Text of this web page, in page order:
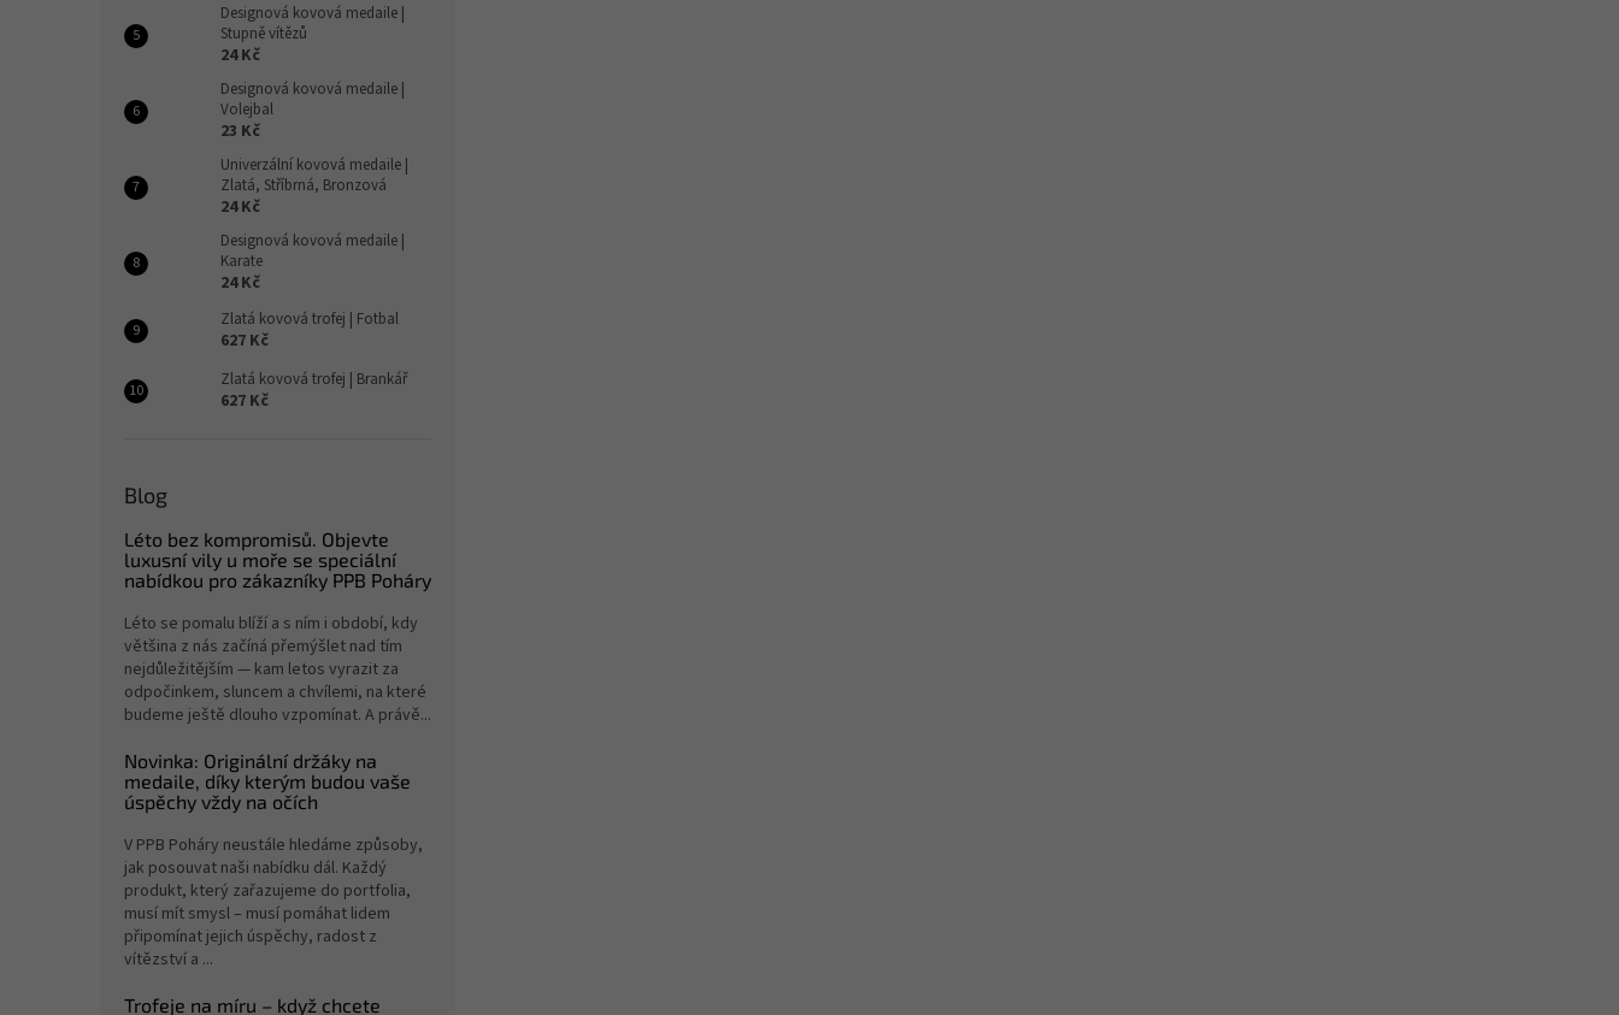
Designová kovová medaile |
Stupně vítězů
24 Kč
Designová kovová medaile |
Volejbal
23 Kč
Univerzální kovová medaile |
Zlatá, Stříbrná, Bronzová
24 Kč
Designová kovová medaile |
Karate
24 Kč
Zlatá kovová trofej | Fotbal
627 Kč
Zlatá kovová trofej | Brankář
627 Kč
Blog
Léto bez kompromisů. Objevte
luxusní vily u moře se speciální
nabídkou pro zákazníky PPB Poháry
Léto se pomalu blíží a s ním i období, kdy
většina z nás začíná přemýšlet nad tím
nejdůležitějším — kam letos vyrazit za
odpočinkem, sluncem a chvílemi, na které
budeme ještě dlouho vzpomínat. A právě...
Novinka: Originální držáky na
medaile, díky kterým budou vaše
úspěchy vždy na očích
V PPB Poháry neustále hledáme způsoby,
jak posouvat naši nabídku dál. Každý
produkt, který zařazujeme do portfolia,
musí mít smysl – musí pomáhat lidem
připomínat jejich úspěchy, radost z
vítězství a ...
Trofeje na míru – když chcete